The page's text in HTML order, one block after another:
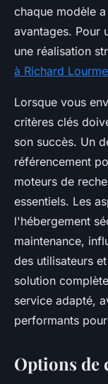
chaque modèle
avantages. Pour
une réalisation
à Richard
Lorsque vous
critères clés
son succès. Un
référencement
moteurs de
essentiels. Les
l'hébergement
maintenance,
des utilisateurs
solution
service adapté,
performants
Options de